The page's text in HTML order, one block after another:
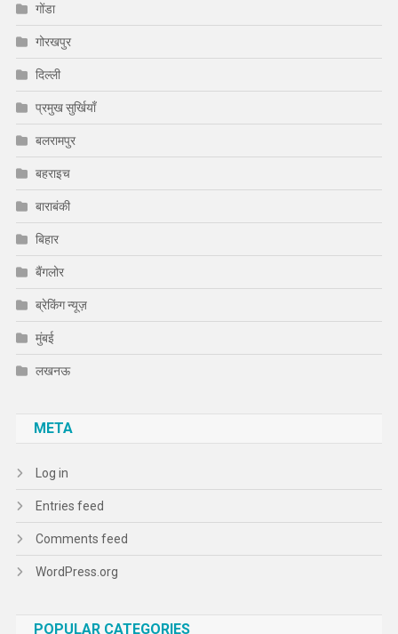
गोंडा
गोरखपुर
दिल्ली
प्रमुख सुर्खियाँ
बलरामपुर
बहराइच
बाराबंकी
बिहार
बैंगलोर
ब्रेकिंग न्यूज़
मुंबई
लखनऊ
META
Log in
Entries feed
Comments feed
WordPress.org
POPULAR CATEGORIES